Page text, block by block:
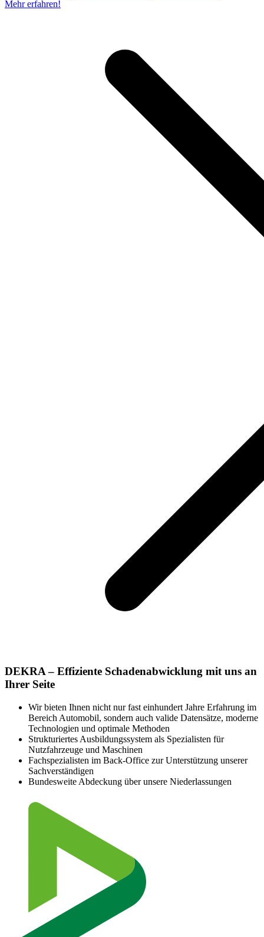
Mehr erfahren!
DEKRA – Effiziente Schadenabwicklung mit uns an
Ihrer Seite
Wir bieten Ihnen nicht nur fast einhundert Jahre Erfahrung im
Bereich Automobil, sondern auch valide Datensätze, moderne
Technologien und optimale Methoden
Strukturiertes Ausbildungssystem als Spezialisten für
Nutzfahrzeuge und Maschinen
Fachspezialisten im Back-Office zur Unterstützung unserer
Sachverständigen
Bundesweite Abdeckung über unsere Niederlassungen